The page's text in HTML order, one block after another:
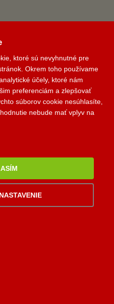
ktoré sú nevyhnutné pre
Okrem toho používame
účely, ktoré nám
preferenciám a zlepšovať
súborov cookie nesúhlasíte,
nebude mať vplyv na